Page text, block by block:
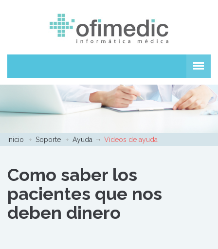
Inicio Soporte Ayuda Vídeos de ayuda
Como saber los
pacientes que nos
deben dinero